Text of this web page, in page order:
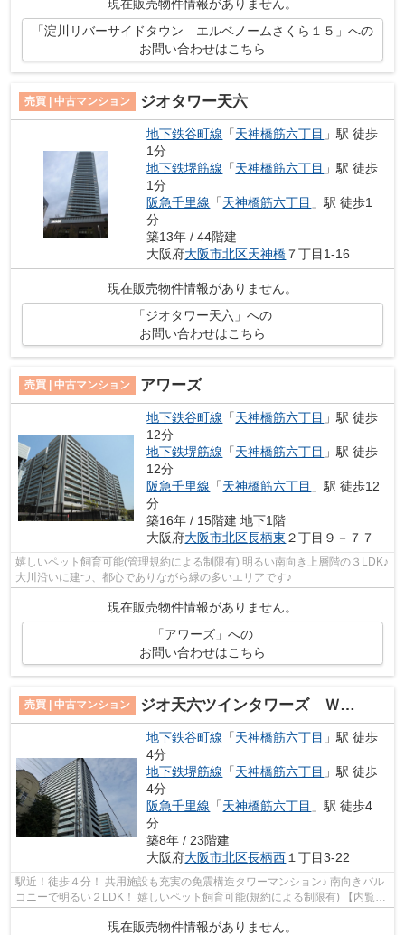
現在販売物件情報がありません。
「淀川リバーサイドタウン エルベノームさくら１５」への
お問い合わせはこちら
売買 | 中古マンション ジオタワー天六
地下鉄谷町線 「天神橋筋六丁目 」駅 徒歩
1分
地下鉄堺筋線 「天神橋筋六丁目 」駅 徒歩
1分
阪急千里線 「天神橋筋六丁目 」駅 徒歩1
分
築13年 / 44階建
大阪府大阪市北区天神橋 ７丁目1-16
現在販売物件情報がありません。
「ジオタワー天六」への
お問い合わせはこちら
売買 | 中古マンション アワーズ
地下鉄谷町線 「天神橋筋六丁目 」駅 徒歩
12分
地下鉄堺筋線 「天神橋筋六丁目 」駅 徒歩
12分
阪急千里線 「天神橋筋六丁目 」駅 徒歩12
分
築16年 / 15階建 地下1階
大阪府大阪市北区長柄東 ２丁目９－７７
嬉しいペット飼育可能(管理規約による制限有) 明るい南向き上層階の３LDK♪
大川沿いに建つ、都心でありながら緑の多いエリアです♪
現在販売物件情報がありません。
「アワーズ」への
お問い合わせはこちら
売買 | 中古マンション ジオ天六ツインタワーズ ＷＥＳＴ棟
地下鉄谷町線 「天神橋筋六丁目 」駅 徒歩
4分
地下鉄堺筋線 「天神橋筋六丁目 」駅 徒歩
4分
阪急千里線 「天神橋筋六丁目 」駅 徒歩4
分
築8年 / 23階建
大阪府大阪市北区長柄西 １丁目3-22
駅近！徒歩４分！ 共用施設も充実の免震構造タワーマンション♪ 南向きバル
コニーで明るい２LDK！ 嬉しいペット飼育可能(規約による制限有) 【内覧希
望随時受付中！お気軽にご連絡くだ...
現在販売物件情報がありません。